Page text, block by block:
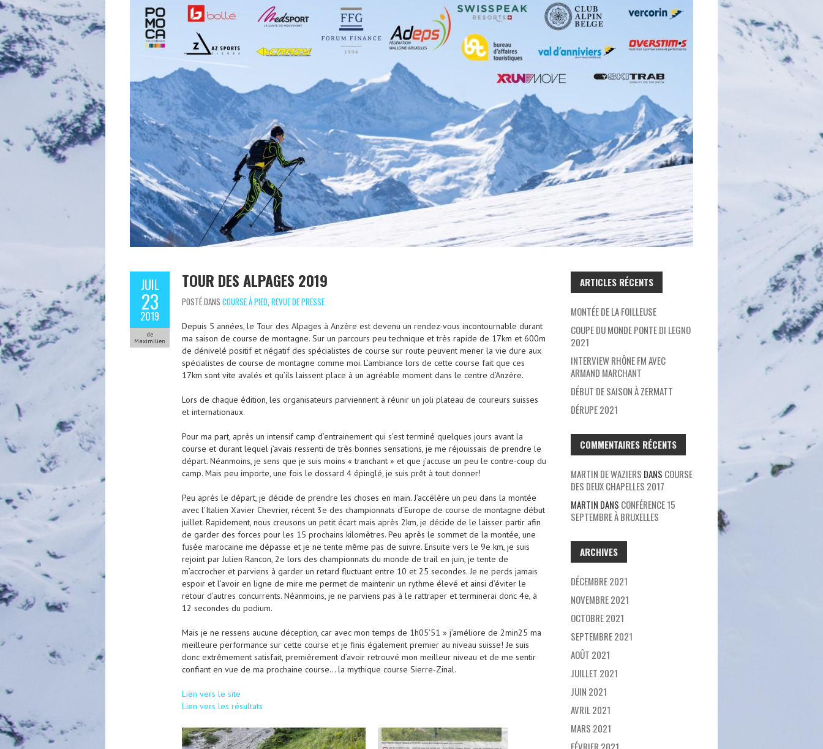
E
JUIL
23
2019
de
Maximilien
TOUR DES ALPAGES 2019
POSTÉ DANS COURSE À PIED, REVUE DE PRESSE
Depuis 5 années, le Tour des Alpages à Anzère est devenu un rendez-vous incontournable durant
ma saison de course de montagne. Sur un parcours peu technique et très rapide de 17km et 600m
de dénivelé positif et négatif des spécialistes de course sur route peuvent mener la vie dure aux
spécialistes de course de montagne comme moi. L’ambiance lors de cette course fait que ces
17km sont vite avalés et qu’ils laissent place à un agréable moment dans le centre d’Anzère.
Lors de chaque édition, les organisateurs parviennent à réunir un joli plateau de coureurs suisses
et internationaux.
Pour ma part, après un intensif camp d’entrainement qui s’est terminé quelques jours avant la
course et durant lequel j’avais ressenti de très bonnes sensations, je me réjouissais de prendre le
départ. Néanmoins, je sens que je suis moins « tranchant » et que j’accuse un peu le contre-coup du
camp. Mais peu importe, une fois le dossard 4 épinglé, je suis prêt à tout donner!
Peu après le départ, je décide de prendre les choses en main. J’accélère un peu dans la montée
avec l’Italien Xavier Chevrier, récent 3e des championnats d’Europe de course de montagne début
juillet. Rapidement, nous creusons un petit écart mais après 2km, je décide de le laisser partir afin
de garder des forces pour les 15 prochains kilomètres. Peu après le sommet de la montée, une
fusée marocaine me dépasse et je ne tente même pas de suivre. Ensuite vers le 9e km, je suis
rejoint par Julien Rancon, 2e lors des championnats du monde de trail en juin, je tente de
m’accrocher et parviens à garder un retard fluctuant entre 10 et 25 secondes. Je ne perds jamais
espoir et l’avoir en ligne de mire me permet de maintenir un rythme élevé et ainsi d’éviter le
retour d’autres concurrents. Néanmoins, je ne parviens pas à le rattraper et terminerai donc 4e, à
12 secondes du podium.
Mais je ne ressens aucune déception, car avec mon temps de 1h05’51 » j’améliore de 2min25 ma
meilleure performance sur cette course et je finis également premier au niveau suisse! Je suis
donc extrêmement satisfait, premièrement d’avoir retrouvé mon meilleur niveau et de me sentir
confiant en vue de ma prochaine course… la mythique course Sierre-Zinal.
Lien vers le site
Lien vers les résultats
ARTICLES RÉCENTS
MONTÉE DE LA FOILLEUSE
COUPE DU MONDE PONTE DI LEGNO
2021
INTERVIEW RHÔNE FM AVEC
ARMAND MARCHANT
DÉBUT DE SAISON À ZERMATT
DÉRUPE 2021
COMMENTAIRES RÉCENTS
MARTIN DE WAZIERS DANS COURSE
DES DEUX CHAPELLES 2017
MARTIN DANS CONFÉRENCE 15
SEPTEMBRE À BRUXELLES
ARCHIVES
DÉCEMBRE 2021
NOVEMBRE 2021
OCTOBRE 2021
SEPTEMBRE 2021
AOÛT 2021
JUILLET 2021
JUIN 2021
AVRIL 2021
MARS 2021